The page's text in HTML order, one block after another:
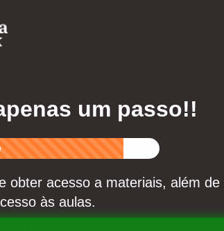
um passo!!
obter acesso a materiais, além
às aulas.